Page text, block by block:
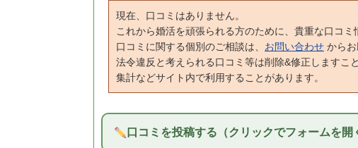
現在、口コミはありません。
これから婚活を頑張られる方のために、貴重な口コミ
口コミに関する個別のご相談は、 お問い合わせ からお
法令違反と考えられる口コミ等は削除&修正しますこ
集計などサイト内で利用することがあります。
口コミを投稿する（クリックでフォームを開